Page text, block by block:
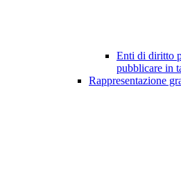
Enti di diritto
pubblicare in
Rappresentazione